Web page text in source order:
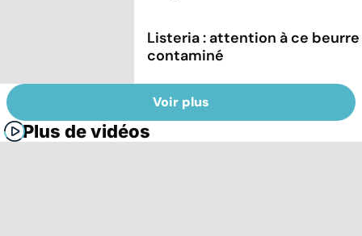
Listeria : attention à ce beurre
contaminé
Voir plus
Plus de vidéos